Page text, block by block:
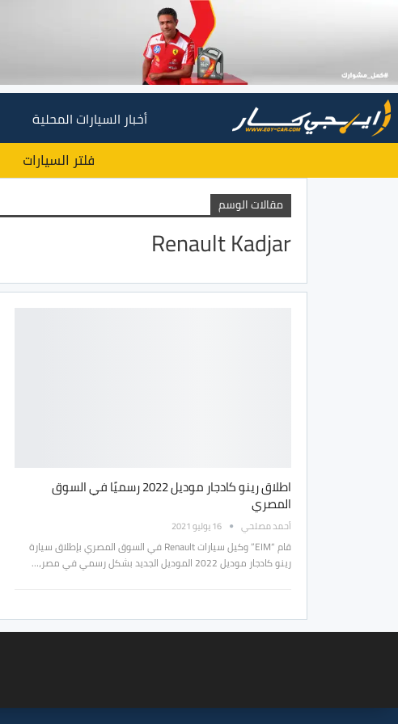
أخبار السيارات المحلية
فلتر السيارات
مقالات الوسم
Renault Kadjar
اطلاق رينو كادجار موديل 2022 رسميًا في السوق
المصري
أحمد مصلحي 16 يوليو 2021
قام “EIM” وكيل سيارات Renault في السوق المصري بإطلاق سيارة
رينو كادجار موديل 2022 الموديل الجديد بشكل رسمي في مصر،…